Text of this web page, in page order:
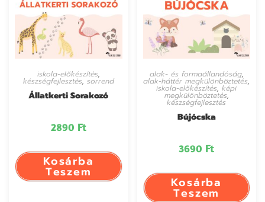
iskola-előkészítés,
készségfejlesztés, sorrend
Állatkerti Sorakozó
2890 Ft
Kosárba
Teszem
alak- és formaállandóság,
alak-háttér megkülönböztetés,
iskola-előkészítés,képi
megkülönböztetés,
készségfejlesztés
Bújócska
3690 Ft
Kosárba
Teszem